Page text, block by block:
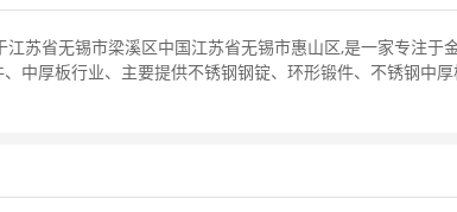
苏省无锡市梁溪区中国江苏省无锡市惠山区,是一家专注于
中厚板行业、主要提供不锈钢钢锭、环形锻件、不锈钢中